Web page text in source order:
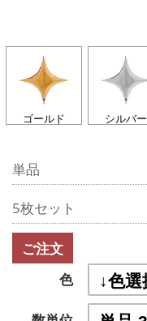
ゴールド シルバー
単品
5枚セット
ご注文
色